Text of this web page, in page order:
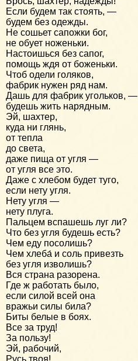
Если будем так стоять, —
будем без одежды.
Не сошьет сапожки бог,
не обует ноженьки.
Настоишься без сапог,
помощь ждя от боженьки.
Чтоб одели голяков,
фабрик нужен ряд нам.
Дашь для фабрик угольков, —
будешь жить нарядным.
Эй, шахтер,
куда ни глянь,
от тепла
до света,
даже пища от угля —
от угля все это.
Даже с хлебом будет туго,
если нету угля.
Нету угля —
нету плуга.
Пальцем вспашешь луг ли?
Что без угля будешь есть?
Чем еду посолишь?
Чем хлеба́ и соль привезть
без угля изволишь?
Вся страна разорена.
Где ж работать было,
если силой всей она
вражьи силы била?
Биты белые в боях.
Все за труд!
За пользу!
Эй, рабочий,